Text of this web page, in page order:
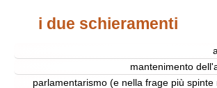
i due schieramenti
mantenimento
parlamentarismo (e nella frage più spinte